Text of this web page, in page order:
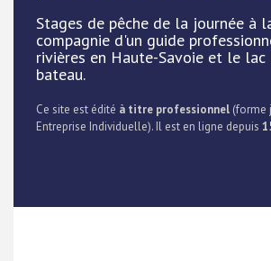
Stages de pêche de la journée à
compagnie d'un guide
rivières en Haute-Savoie et le lac
bateau.
Ce site est édité à titre professionnel (forme
Entreprise Individuelle). Il est en ligne depuis